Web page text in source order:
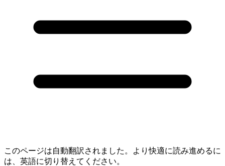
このページは自動翻訳されました。より快適に読み進めるに
は、英語に切り替えてください。